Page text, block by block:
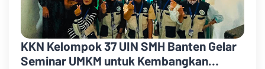
KKN Kelompok 37 UIN SMH Banten Gelar
Seminar UMKM untuk Kembangkan